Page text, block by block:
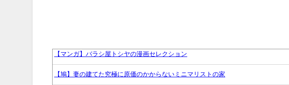
【マンガ】バラシ屋トシヤの漫画セレクション
【鳩】妻の建てた究極に原価のかからないミニマリストの家